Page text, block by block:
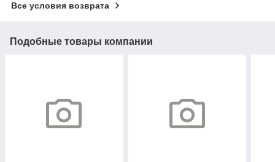
Все условия возврата
Подобные товары компании